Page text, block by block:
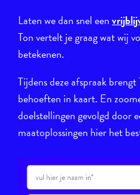
Laten we dan snel een
Ton vertelt je graag wat wij
betekenen.
Tijdens deze afspraak brengt
behoeften in kaart. En
doelstellingen gevolgd door
maatoplossingen hier het